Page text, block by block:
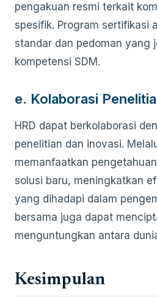
pengakuan resmi terkait
spesifik. Program sertifikasi
standar dan pedoman yang
kompetensi SDM.
e. Kolaborasi
HRD dapat berkolaborasi
penelitian dan inovasi.
memanfaatkan
solusi baru, meningkatkan
yang dihadapi dalam
bersama juga dapat
menguntungkan antara
Kesimpulan